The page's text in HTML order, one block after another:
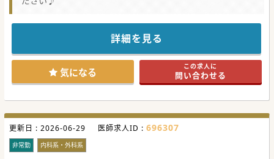
詳細を見る
気になる この求人に
問い合わせる
更新日 : 2026-06-29 医師求人ID : 696307
非常勤 内科系・外科系